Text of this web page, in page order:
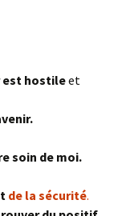
est hostileet
soin de moi.
de la sécurité.